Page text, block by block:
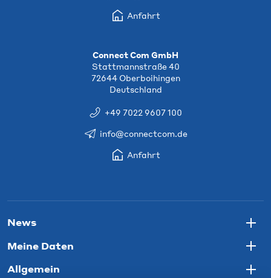
Anfahrt
Connect Com GmbH
Stattmannstraße 40
72644 Oberboihingen
Deutschland
+49 7022 9607 100
info@connectcom.de
Anfahrt
News
Meine Daten
Allgemein